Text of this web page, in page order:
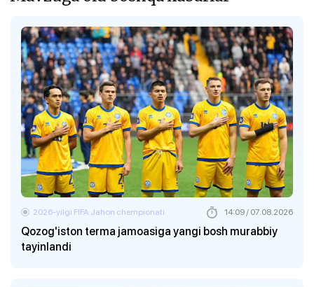
Qozog'iston terma jamoasiga yangi bosh murabbiy
tayinlandi
2026-yilgi FIFA Jahon chempionati 14:09 / 07.08.2026